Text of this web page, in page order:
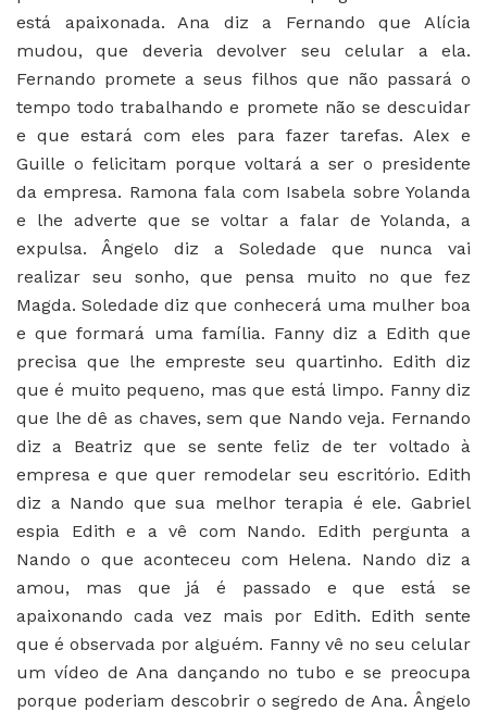
está apaixonada. Ana diz a Fernando que Alícia
mudou, que deveria devolver seu celular a ela.
Fernando promete a seus filhos que não passará o
tempo todo trabalhando e promete não se descuidar
e que estará com eles para fazer tarefas. Alex e
Guille o felicitam porque voltará a ser o presidente
da empresa. Ramona fala com Isabela sobre Yolanda
e lhe adverte que se voltar a falar de Yolanda, a
expulsa. Ângelo diz a Soledade que nunca vai
realizar seu sonho, que pensa muito no que fez
Magda. Soledade diz que conhecerá uma mulher boa
e que formará uma família. Fanny diz a Edith que
precisa que lhe empreste seu quartinho. Edith diz
que é muito pequeno, mas que está limpo. Fanny diz
que lhe dê as chaves, sem que Nando veja. Fernando
diz a Beatriz que se sente feliz de ter voltado à
empresa e que quer remodelar seu escritório. Edith
diz a Nando que sua melhor terapia é ele. Gabriel
espia Edith e a vê com Nando. Edith pergunta a
Nando o que aconteceu com Helena. Nando diz a
amou, mas que já é passado e que está se
apaixonando cada vez mais por Edith. Edith sente
que é observada por alguém. Fanny vê no seu celular
um vídeo de Ana dançando no tubo e se preocupa
porque poderiam descobrir o segredo de Ana. Ângelo